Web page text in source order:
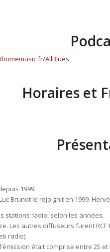
AllBlues.
Horaires et
1999.
Brunot le rejoignit en 1999.
stations radio, selon les années.
Les autres diffuseurs furent RCF
radio)
était comprise entre 25 et